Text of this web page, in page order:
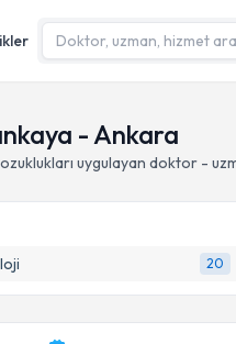
- Ankara
uygulayan doktor -
20